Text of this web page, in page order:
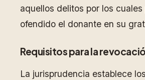
aquellos delitos por los
ofendido el donante en su
Requisitos para la
La jurisprudencia establece